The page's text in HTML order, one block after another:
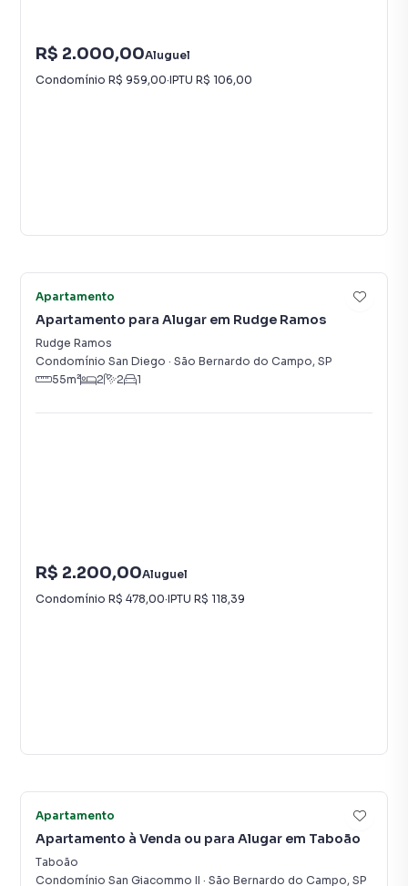
R$ 2.000,00Aluguel
Condomínio R$ 959,00·IPTU R$ 106,00
Apartamento
Apartamento para Alugar em Rudge Ramos
Rudge Ramos
Condomínio San Diego · São Bernardo do Campo, SP
55m² 2 2 1
R$ 2.200,00Aluguel
Condomínio R$ 478,00·IPTU R$ 118,39
Apartamento
Apartamento à Venda ou para Alugar em Taboão
Taboão
Condomínio San Giacommo II · São Bernardo do Campo, SP